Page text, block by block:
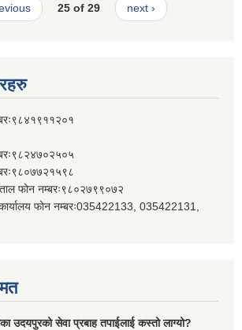
25 of 29 next ›
फोन नम्बरः९८०२७९९०७२
फोन नम्बरः035422133, 035422131,
उदयपुरको सेवा प्रबाह तपाईलाई कस्तो लाग्यो?